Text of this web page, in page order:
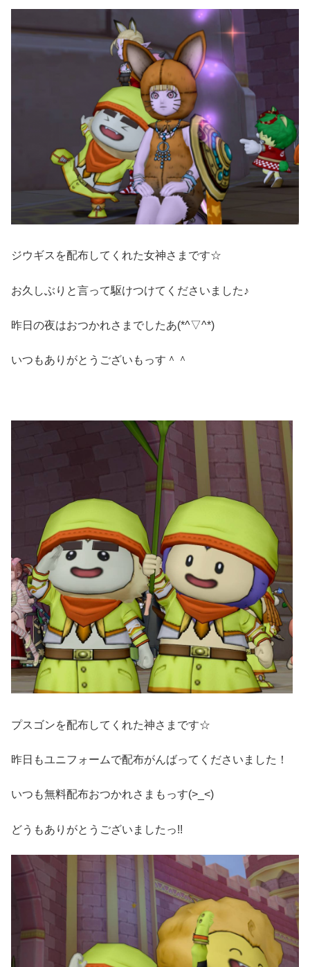
ジウギスを配布してくれた女神さまです☆
お久しぶりと言って駆けつけてくださいました♪
昨日の夜はおつかれさまでしたあ(*^▽^*)
いつもありがとうございもっす＾＾
プスゴンを配布してくれた神さまです☆
昨日もユニフォームで配布がんばってくださいました！
いつも無料配布おつかれさまもっす(>_<)ゞ
どうもありがとうございましたっ!!